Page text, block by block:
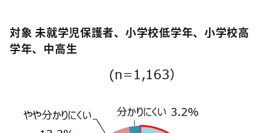
対象 未就学児保護者、小学校低学年、小学校高
学年、中高生